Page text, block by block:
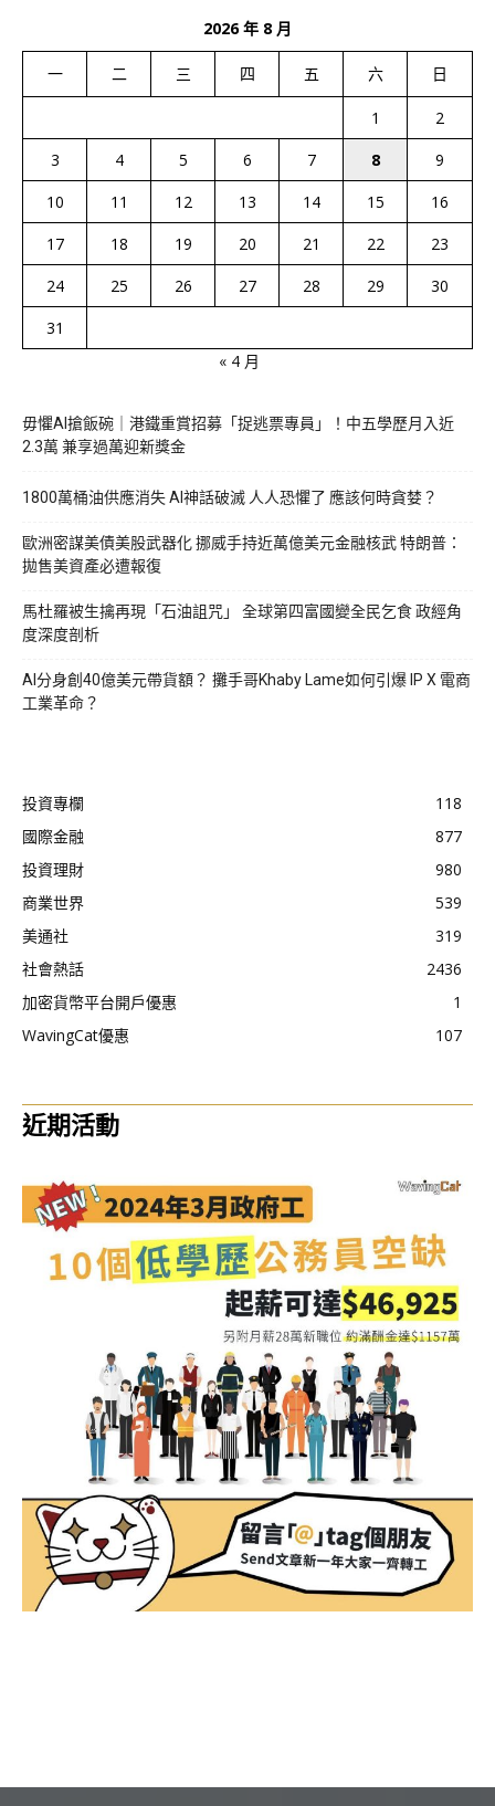
2026 年 8 月
一 二 三 四 五 六 日
1
2
3
4 5 6 7 8
9
10
11 12 13 14 15
16
17
18 19 20 21 22
23
24
25 26 27 28 29
30
31
« 4 月
毋懼AI搶飯碗｜港鐵重賞招募「捉逃票專員」！中五學歷月入近
2.3萬 兼享過萬迎新獎金
1800萬桶油供應消失 AI神話破滅 人人恐懼了 應該何時貪婪？
歐洲密謀美債美股武器化 挪威手持近萬億美元金融核武 特朗普：
拋售美資產必遭報復
馬杜羅被生擒再現「石油詛咒」 全球第四富國變全民乞食 政經角
度深度剖析
AI分身創40億美元帶貨額？ 攤手哥Khaby Lame如何引爆 IP X 電商
工業革命？
投資專欄
118
國際金融
877
投資理財
980
商業世界
539
美通社
319
社會熱話
2436
加密貨幣平台開戶優惠
1
WavingCat優惠
107
近期活動